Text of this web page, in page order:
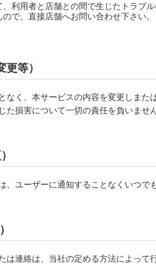
利用者と店舗との間で生じたトラブ
で、直接店舗へお問い合わせ下さい。
等）
なく、本サービスの内容を変更しまた
た損害について一切の責任を負いません
、ユーザーに通知することなくいつで
は連絡は、当社の定める方法によって